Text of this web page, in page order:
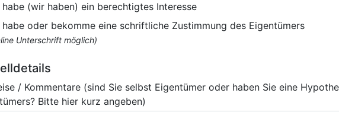
habe (wir haben) ein berechtigtes Interesse
habe oder bekomme eine schriftliche Zustimmung des Eigentümers
Unterschrift möglich)
/ Kommentare (sind Sie selbst Eigentümer oder haben Sie eine
Bitte hier kurz angeben)